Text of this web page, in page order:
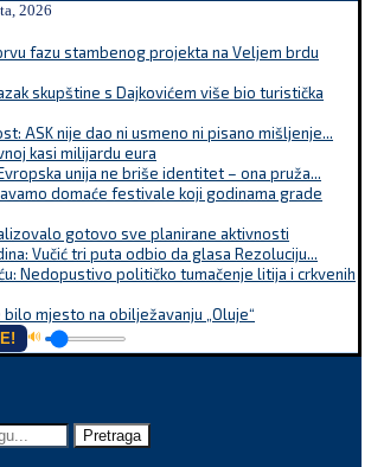
2026
fazu stambenog projekta na Veljem brdu
skupštine s Dajkovićem više bio turistička
ASK nije dao ni usmeno ni pisano mišljenje...
kasi milijardu eura
unija ne briše identitet – ona pruža...
domaće festivale koji godinama grade
gotovo sve planirane aktivnosti
Vučić tri puta odbio da glasa Rezoluciju...
Nedopustivo političko tumačenje litija i crkvenih
bilo mjesto na obilježavanju „Oluje“
🔊
Pretraga